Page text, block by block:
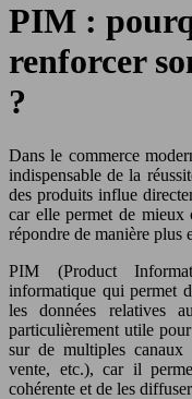
PIM :
renforcer
?
Dans le commerce
indispensable de la
des produits influe
car elle permet de mieux
répondre de manière plus
PIM (Product
informatique qui permet
les données relatives
particulièrement utile
sur de multiples canaux
vente, etc.), car il
cohérente et de les